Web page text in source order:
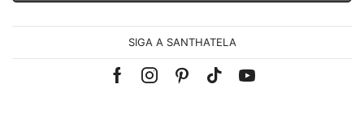
SIGA A SANTHATELA
FacebookInstagramPinterest
Tik-Youtube